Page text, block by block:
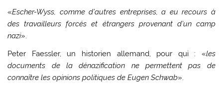
«Escher-Wyss, comme d’autres entreprises, a eu recours à
des travailleurs forcés et étrangers provenant d’un camp
nazi».
Peter Faessler, un historien allemand, pour qui : «les
documents de la dénazification ne permettent pas de
connaître les opinions politiques de Eugen Schwab».